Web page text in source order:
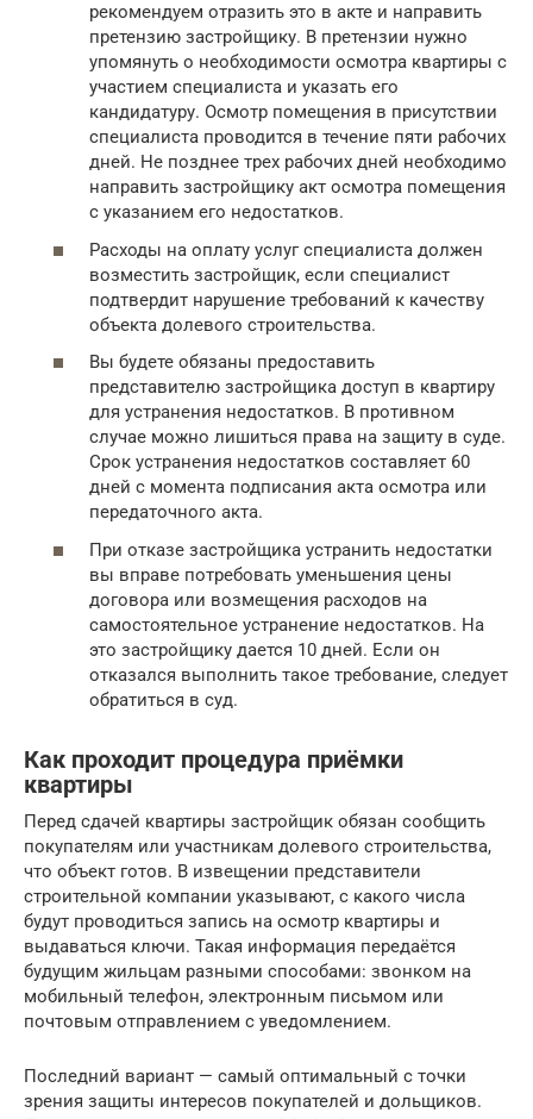
рекомендуем отразить это в акте и направить
претензию застройщику. В претензии нужно
упомянуть о необходимости осмотра квартиры с
участием специалиста и указать его
кандидатуру. Осмотр помещения в присутствии
специалиста проводится в течение пяти рабочих
дней. Не позднее трех рабочих дней необходимо
направить застройщику акт осмотра помещения
с указанием его недостатков.
Расходы на оплату услуг специалиста должен
возместить застройщик, если специалист
подтвердит нарушение требований к качеству
объекта долевого строительства.
Вы будете обязаны предоставить
представителю застройщика доступ в квартиру
для устранения недостатков. В противном
случае можно лишиться права на защиту в суде.
Срок устранения недостатков составляет 60
дней с момента подписания акта осмотра или
передаточного акта.
При отказе застройщика устранить недостатки
вы вправе потребовать уменьшения цены
договора или возмещения расходов на
самостоятельное устранение недостатков. На
это застройщику дается 10 дней. Если он
отказался выполнить такое требование, следует
обратиться в суд.
Как проходит процедура приёмки
квартиры
Перед сдачей квартиры застройщик обязан сообщить
покупателям или участникам долевого строительства,
что объект готов. В извещении представители
строительной компании указывают, с какого числа
будут проводиться запись на осмотр квартиры и
выдаваться ключи. Такая информация передаётся
будущим жильцам разными способами: звонком на
мобильный телефон, электронным письмом или
почтовым отправлением с уведомлением.
Последний вариант — самый оптимальный с точки
зрения защиты интересов покупателей и дольщиков.